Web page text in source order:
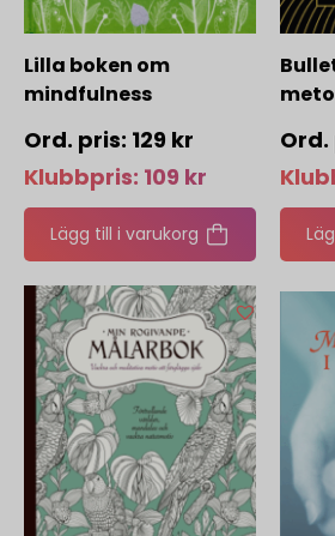
Lilla boken om
mindfulness
129 kr
Klubbpris: 109 kr
Lägg till i varukorg